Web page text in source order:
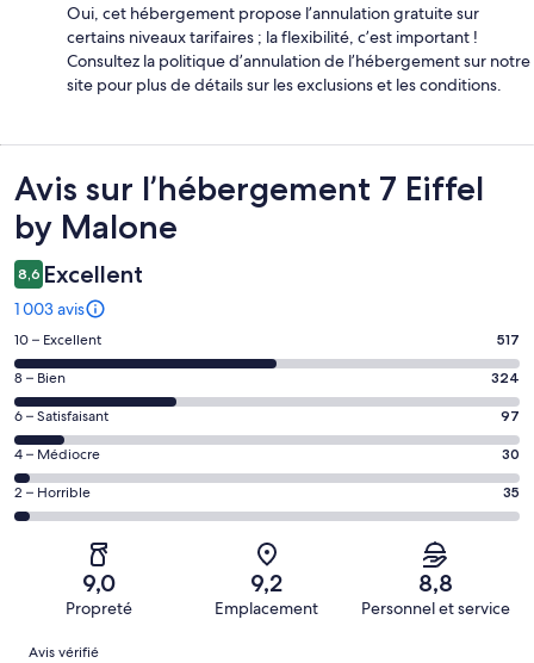
Oui, cet hébergement propose l’annulation gratuite sur
certains niveaux tarifaires ; la flexibilité, c’est important !
Consultez la politique d’annulation de l’hébergement sur notre
site pour plus de détails sur les exclusions et les conditions.
Avis
Avis sur l’hébergement 7 Eiffel
by Malone
8,6 Excellent
1 003 avis
Note
des
voyageurs
de 10
(Excellent),
d’après 517 avis
sur 1003.
10 – Excellent 517
Note
des
voyageurs
de 8
(Bien),
d’après 324 avis
8 – Bien 324
Note
des
voyageurs
de 6
(Satisfaisant),
d’après 97 avis
sur 1003.
6 – Satisfaisant 97
Note
des
voyageurs
(Médiocre),
d’après 30 avis
sur 1003.
4 – Médiocre 30
Note
des
voyageurs
(Horrible),
d’après 35 avis
sur 1003.
2 – Horrible 35
9,0
Propreté
9,2
Emplacement
8,8
Personnel et service
Avis
Avis vérifié